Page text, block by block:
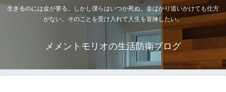
生きるのには金が要る。しかし僕らはいつか死ぬ。金ばかり追いかけても仕方
がない。そのことを受け入れて人生を冒険したい。
メメントモリオの生活防衛ブログ